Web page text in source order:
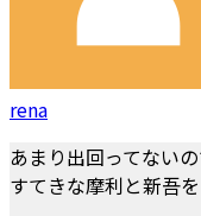
rena
あまり出回ってな
すてきな摩利と新吾